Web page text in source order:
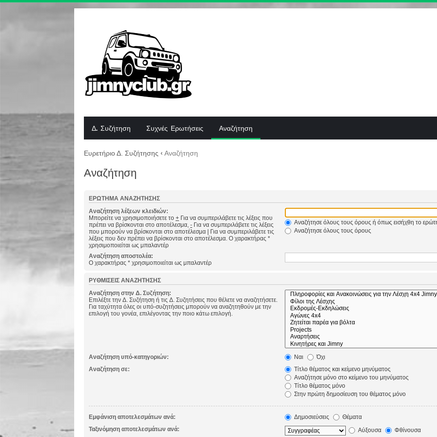
Δ. Συζήτηση Συχνές Ερωτήσεις Αναζήτηση
Ευρετήριο Δ. Συζήτησης ‹ Αναζήτηση
Αναζήτηση
ΕΡΏΤΗΜΑ ΑΝΑΖΉΤΗΣΗΣ
Αναζήτηση λέξεων κλειδιών:
Μπορείτε να χρησιμοποιήσετε το + Για να συμπεριλάβετε τις λέξεις που
πρέπει να βρίσκονται στο αποτέλεσμα, - Για να συμπεριλάβετε τις λέξεις
που μπορούν να βρίσκονται στο αποτέλεσμα | Για να συμπεριλάβετε τις
λέξεις που δεν πρέπει να βρίσκονται στο αποτέλεσμα. Ο χαρακτήρας *
χρησιμοποιείται ως μπαλαντέρ
Αναζήτησε όλους τους όρους ή όπως εισήχθη το
Αναζήτησε όλους τους όρους
Αναζήτηση αποστολέα:
Ο χαρακτήρας * χρησιμοποιείται ως μπαλαντέρ
ΡΥΘΜΊΣΕΙΣ ΑΝΑΖΉΤΗΣΗΣ
Αναζήτηση στην Δ. Συζήτηση:
Επιλέξτε την Δ. Συζήτηση ή τις Δ. Συζητήσεις που θέλετε να αναζητήσετε.
Για ταχύτητα όλες οι υπό-συζητήσεις μπορούν να αναζητηθούν με την
επιλογή του γονέα, επιλέγοντας την ποιο κάτω επιλογή.
Αναζήτηση υπό-κατηγοριών: Ναι
Όχι
Αναζήτηση σε:
Τίτλο θέματος και κείμενο μηνύματος
Αναζήτησε μόνο στο κείμενο του μηνύματος
Τίτλο θέματος μόνο
Στην πρώτη δημοσίευση του θέματος μόνο
Εμφάνιση αποτελεσμάτων ανά: Δημοσιεύσεις
Θέματα
Ταξινόμηση αποτελεσμάτων ανά:
Αύξουσα Φθίνουσα